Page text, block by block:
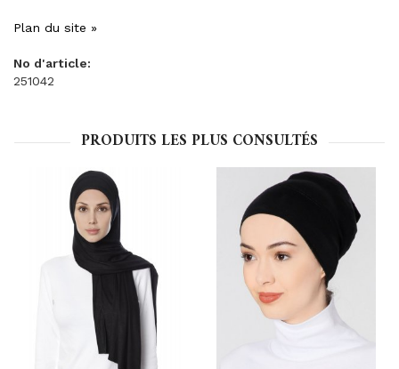
Plan du site »
No d'article:
251042
PRODUITS LES PLUS CONSULTÉS